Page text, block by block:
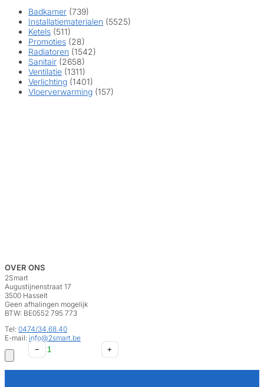
−
Aldes
Dakkap
grijs
+
−
Aldes
Dakuitvoer
STS
+
−
Aldes
Ventilatiegroep
dubbele
+
Badkamer (739)
Installatiematerialen (5525)
Ketels (511)
Promoties (28)
Radiatoren (1542)
Sanitair (2658)
Ventilatie (1311)
Verlichting (1401)
Vloerverwarming (157)
OVER ONS
2Smart
Augustijnenstraat 17
3500 Hasselt
Geen afhalingen mogelijk
BTW: BE0552 795 773
Tel: 0474/34.68.40
E-mail: info@2smart.be